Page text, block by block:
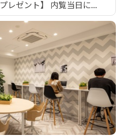
レゼント】 内覧当日に...